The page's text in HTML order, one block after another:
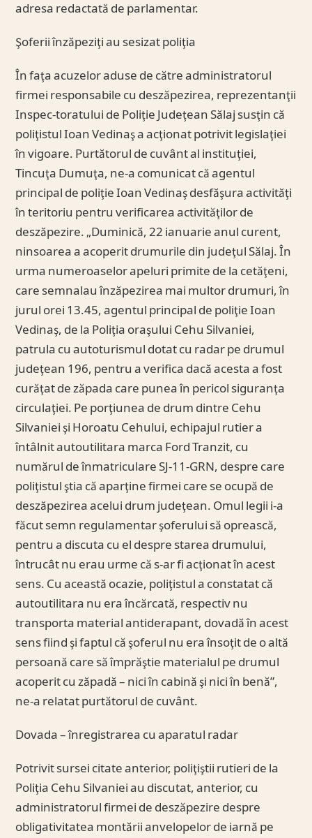
adresa redactată de parlamentar.
Şoferii înzăpeziţi au sesizat poliţia
În faţa acuzelor aduse de către administratorul
firmei responsabile cu deszăpezirea, reprezentanţii
Inspec-toratului de Poliţie Judeţean Sălaj susţin că
poliţistul Ioan Vedinaş a acţionat potrivit legislaţiei
în vigoare. Purtătorul de cuvânt al instituţiei,
Tincuţa Dumuţa, ne-a comunicat că agentul
principal de poliţie Ioan Vedinaş desfăşura activităţi
în teritoriu pentru verificarea activităţilor de
deszăpezire. „Duminică, 22 ianuarie anul curent,
ninsoarea a acoperit drumurile din judeţul Sălaj. În
urma numeroaselor apeluri primite de la cetăţeni,
care semnalau înzăpezirea mai multor drumuri, în
jurul orei 13.45, agentul principal de poliţie Ioan
Vedinaş, de la Poliţia oraşului Cehu Silvaniei,
patrula cu autoturismul dotat cu radar pe drumul
judeţean 196, pentru a verifica dacă acesta a fost
curăţat de zăpada care punea în pericol siguranţa
circulaţiei. Pe porţiunea de drum dintre Cehu
Silvaniei şi Horoatu Cehului, echipajul rutier a
întâlnit autoutilitara marca Ford Tranzit, cu
numărul de înmatriculare SJ-11-GRN, despre care
poliţistul ştia că aparţine firmei care se ocupă de
deszăpezirea acelui drum judeţean. Omul legii i-a
făcut semn regulamentar şoferului să oprească,
pentru a discuta cu el despre starea drumului,
întrucât nu erau urme că s-ar fi acţionat în acest
sens. Cu această ocazie, poliţistul a constatat că
autoutilitara nu era încărcată, respectiv nu
transporta material antiderapant, dovadă în acest
sens fiind şi faptul că şoferul nu era însoţit de o altă
persoană care să împrăştie materialul pe drumul
acoperit cu zăpadă – nici în cabină şi nici în benă”,
ne-a relatat purtătorul de cuvânt.
Dovada – înregistrarea cu aparatul radar
Potrivit sursei citate anterior, poliţiştii rutieri de la
Poliţia Cehu Silvaniei au discutat, anterior, cu
administratorul firmei de deszăpezire despre
obligativitatea montării anvelopelor de iarnă pe